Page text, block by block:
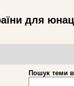
для
Пошук теми в